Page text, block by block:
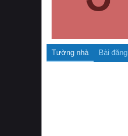
Tường nhà Bài đăng